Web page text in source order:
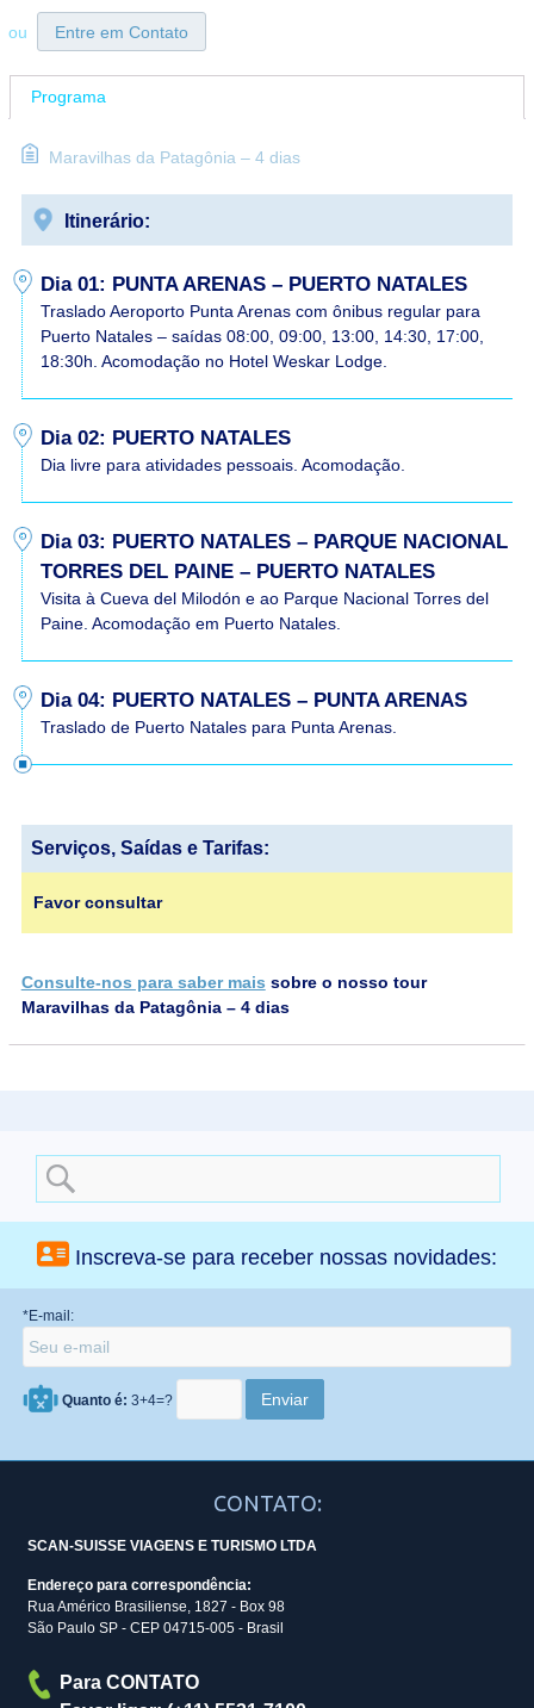
ou Entre em Contato
Programa
Maravilhas da Patagônia – 4 dias
Itinerário:
Dia 01: PUNTA ARENAS – PUERTO NATALES
Traslado Aeroporto Punta Arenas com ônibus regular para
Puerto Natales – saídas 08:00, 09:00, 13:00, 14:30, 17:00,
18:30h. Acomodação no Hotel Weskar Lodge.
Dia 02: PUERTO NATALES
Dia livre para atividades pessoais. Acomodação.
Dia 03: PUERTO NATALES – PARQUE NACIONAL
TORRES DEL PAINE – PUERTO NATALES
Visita à Cueva del Milodón e ao Parque Nacional Torres del
Paine. Acomodação em Puerto Natales.
Dia 04: PUERTO NATALES – PUNTA ARENAS
Traslado de Puerto Natales para Punta Arenas.
Serviços, Saídas e Tarifas:
Favor consultar
Consulte-nos para saber mais sobre o nosso tour
Maravilhas da Patagônia – 4 dias
Search
for:
Inscreva-se para receber nossas novidades:
*E-mail:
Quanto é: 3+4=?
CONTATO:
SCAN-SUISSE VIAGENS E TURISMO LTDA
Endereço para correspondência:
Rua Américo Brasiliense, 1827 - Box 98
São Paulo SP - CEP 04715-005 - Brasil
Para CONTATO